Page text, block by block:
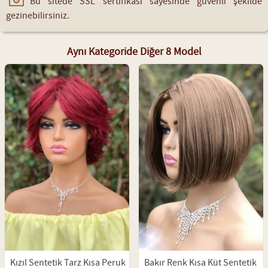
gezinebilirsiniz.
Aynı Kategoride Diğer 8 Model
Kızıl Sentetik Tarz Kısa Peruk
Bakır Renk Kısa Küt Sentetik